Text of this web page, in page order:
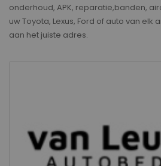
onderhoud, APK, reparatie,banden,
uw Toyota, Lexus, Ford of auto van elk
aan het juiste adres.